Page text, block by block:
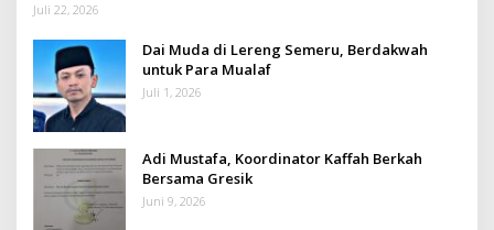
Juli 22, 2026
Dai Muda di Lereng Semeru, Berdakwah
untuk Para Mualaf
Juli 1, 2026
Adi Mustafa, Koordinator Kaffah Berkah
Bersama Gresik
Juni 9, 2026